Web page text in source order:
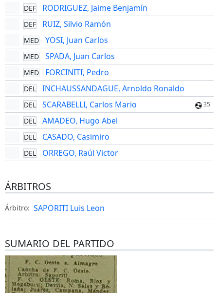
DEF RODRIGUEZ, Jaime Benjamín
DEF RUIZ, Silvio Ramón
MED YOSI, Juan Carlos
MED SPADA, Juan Carlos
MED FORCINITI, Pedro
DEL INCHAUSSANDAGUE, Arnoldo Ronaldo
DEL SCARABELLI, Carlos Mario 35'
DEL AMADEO, Hugo Abel
DEL CASADO, Casimiro
DEL ORREGO, Raúl Victor
ÁRBITROS
Árbitro: SAPORITI Luis Leon
SUMARIO DEL PARTIDO